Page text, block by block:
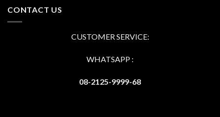
CONTACT US
CUSTOMER SERVICE:
WHATSAPP :
08-2125-9999-68